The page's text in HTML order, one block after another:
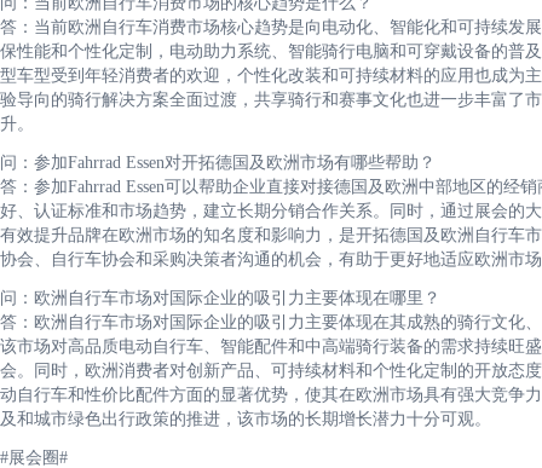
答：当前欧洲自行车消费市场核心趋势是向电动化、智能化和可持续发
保性能和个性化定制，电动助力系统、智能骑行电脑和可穿戴设备的普
型车型受到年轻消费者的欢迎，个性化改装和可持续材料的应用也成为
验导向的骑行解决方案全面过渡，共享骑行和赛事文化也进一步丰富了
升。
问：参加Fahrrad Essen对开拓德国及欧洲市场有哪些帮助？
答：参加Fahrrad Essen可以帮助企业直接对接德国及欧洲中部地区的经
好、认证标准和市场趋势，建立长期分销合作关系。同时，通过展会的
有效提升品牌在欧洲市场的知名度和影响力，是开拓德国及欧洲自行车
协会、自行车协会和采购决策者沟通的机会，有助于更好地适应欧洲市
问：欧洲自行车市场对国际企业的吸引力主要体现在哪里？
答：欧洲自行车市场对国际企业的吸引力主要体现在其成熟的骑行文化
该市场对高品质电动自行车、智能配件和中高端骑行装备的需求持续旺
会。同时，欧洲消费者对创新产品、可持续材料和个性化定制的开放态
动自行车和性价比配件方面的显著优势，使其在欧洲市场具有强大竞争
及和城市绿色出行政策的推进，该市场的长期增长潜力十分可观。
#展会圈#